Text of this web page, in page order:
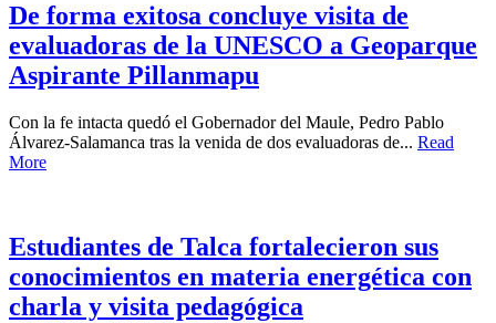
De forma exitosa concluye visita de
evaluadoras de la UNESCO a Geoparque
Aspirante Pillanmapu
Con la fe intacta quedó el Gobernador del Maule, Pedro Pablo
Álvarez-Salamanca tras la venida de dos evaluadoras de... Read
More
Estudiantes de Talca fortalecieron sus
conocimientos en materia energética con
charla y visita pedagógica